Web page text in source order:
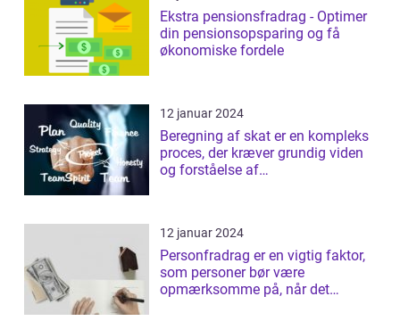
Ekstra pensionsfradrag - Optimer
din pensionsopsparing og få
økonomiske fordele
12 januar 2024
Beregning af skat er en kompleks
proces, der kræver grundig viden
og forståelse af
12 januar 2024
Personfradrag er en vigtig faktor,
som personer bør være
opmærksomme på, når det